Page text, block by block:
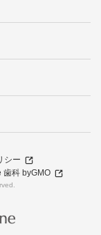
シー
歯科 byGMO